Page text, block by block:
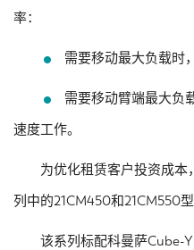
率：
需要移动最大负载时
需要移动臂端最大负
速度工作。
为优化租赁客户投资成本
列中的21CM450和21CM550
该系列标配科曼萨Cube-Y